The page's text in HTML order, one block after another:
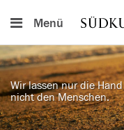
Menü
Wir lassen nur die
nicht den Menschen.